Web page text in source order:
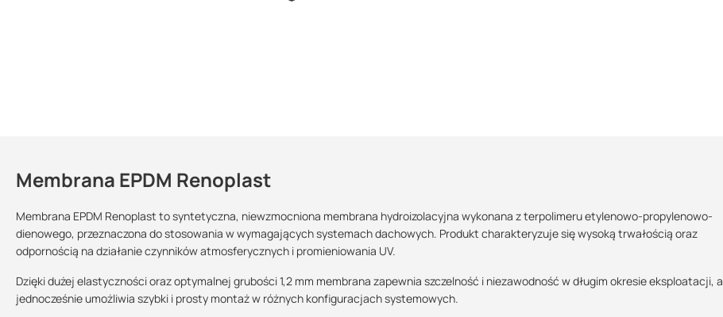
Membrana EPDM Renoplast
Membrana EPDM Renoplast to syntetyczna, niewzmocniona membrana hydroizolacyjna wykonana z terpolimeru etylenowo-propylenowo-
dienowego, przeznaczona do stosowania w wymagających systemach dachowych. Produkt charakteryzuje się wysoką trwałością oraz
odpornością na działanie czynników atmosferycznych i promieniowania UV.
Dzięki dużej elastyczności oraz optymalnej grubości 1,2 mm membrana zapewnia szczelność i niezawodność w długim okresie eksploatacji, a
jednocześnie umożliwia szybki i prosty montaż w różnych konfiguracjach systemowych.
Grubość:
1,2 mm
Szerokość:
150 cm
Reakcja na ogień:
klasa E
Kontakt
Maszy pytania lub wątpliwości?